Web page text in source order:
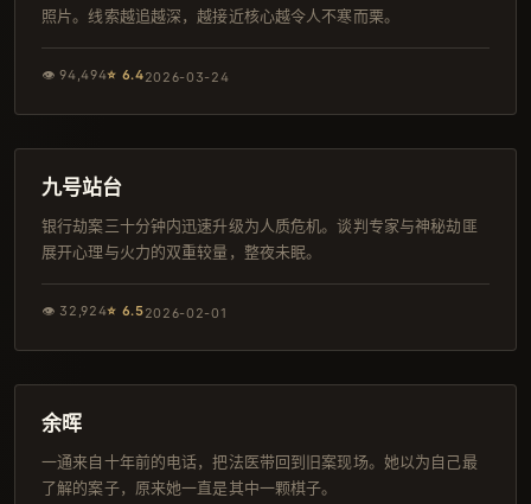
照片。线索越追越深，越接近核心越令人不寒而栗。
👁94,494⭐ 6.42026-03-24
院线
九号站台
银行劫案三十分钟内迅速升级为人质危机。谈判专家与神秘劫匪
展开心理与火力的双重较量，整夜未眠。
👁 32,924⭐ 6.52026-02-01
4K
余晖
一通来自十年前的电话，把法医带回到旧案现场。她以为自己最
了解的案子，原来她一直是其中一颗棋子。